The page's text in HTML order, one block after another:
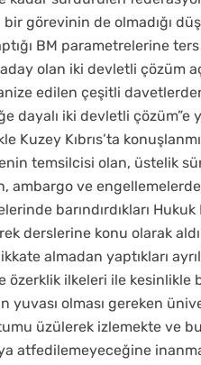
bir görevinin de olmadığı
BM parametrelerine
olan iki devletli çözüm
edilen çeşitli
dayalı iki devletli çözüm”e
Kuzey Kıbrıs’ta
temsilcisi olan, üstelik
ambargo ve
barındırdıkları
derslerine konu olarak
almadan yaptıkları
özerklik ilkeleri ile kesinlikle
yuvası olması gereken
üzülerek izlemekte ve
atfedilemeyeceğine